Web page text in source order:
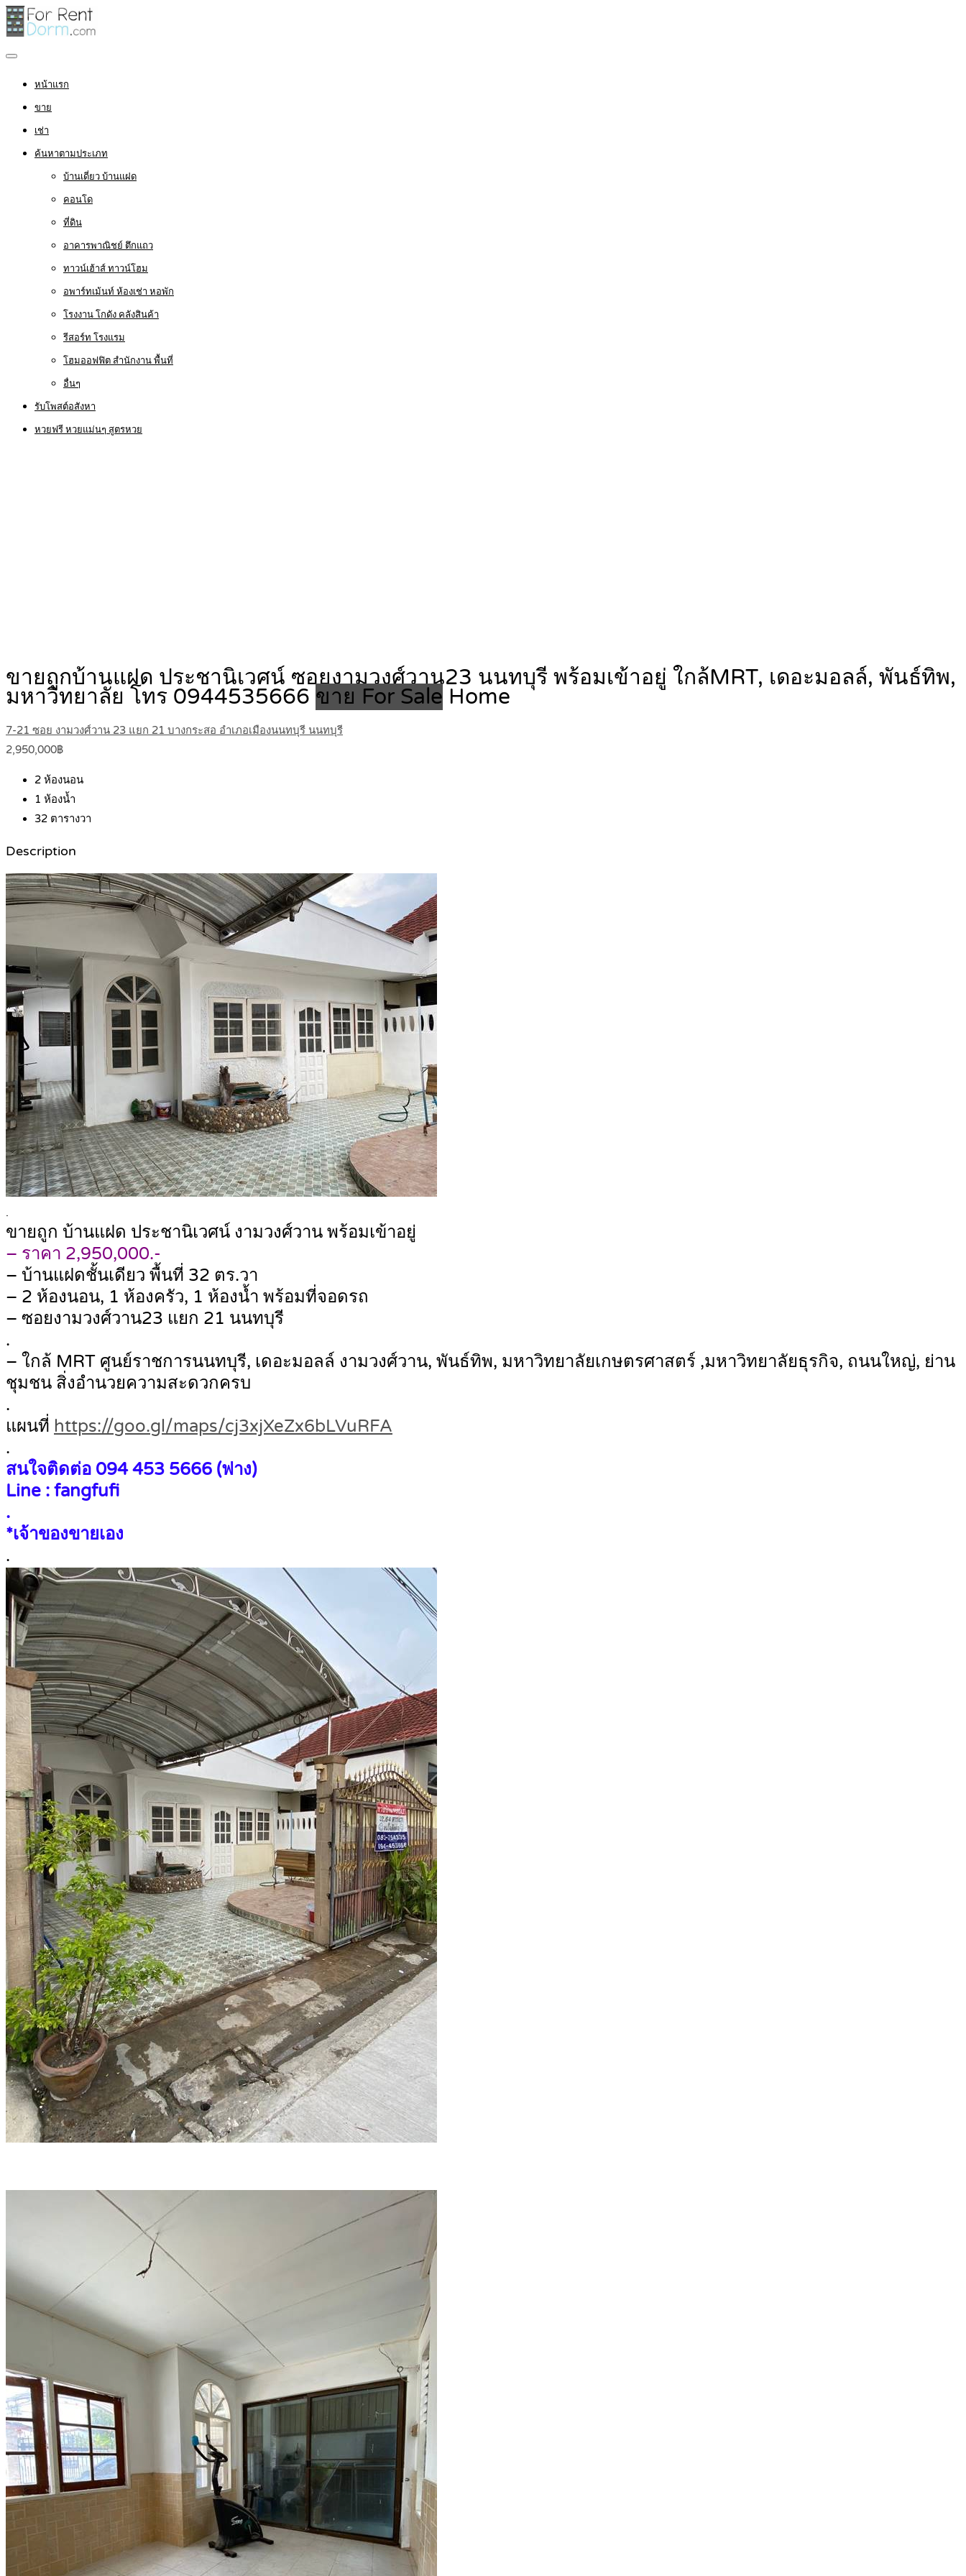
หน้าแรก
ขาย
เช่า
ค้นหาตามประเภท
บ้านเดี่ยว บ้านแฝด
คอนโด
ที่ดิน
อาคารพาณิชย์ ตึกแถว
ทาวน์เฮ้าส์ ทาวน์โฮม
อพาร์ทเม้นท์ ห้องเช่า หอพัก
โรงงาน โกดัง คลังสินค้า
รีสอร์ท โรงแรม
โฮมออฟฟิต สำนักงาน พื้นที่
อื่นๆ
รับโพสต์อสังหา
หวยฟรี หวยแม่นๆ สูตรหวย
ขายถูกบ้านแฝด ประชานิเวศน์ ซอยงามวงศ์วาน23 นนทบุรี พร้อมเข้าอยู่ ใกล้MRT, เดอะมอลล์, พันธ์ทิพ,
มหาวิทยาลัย โทร 0944535666 ขาย For Sale Home
7-21 ซอย งามวงศ์วาน 23 แยก 21 บางกระสอ อำเภอเมืองนนทบุรี นนทบุรี
2,950,000฿
2 ห้องนอน
1 ห้องน้ำ
32 ตารางวา
Description
.
ขายถูก บ้านแฝด ประชานิเวศน์ งามวงศ์วาน พร้อมเข้าอยู่
– ราคา 2,950,000.-
– บ้านแฝดชั้นเดียว พื้นที่ 32 ตร.วา
– 2 ห้องนอน, 1 ห้องครัว, 1 ห้องน้ำ พร้อมที่จอดรถ
– ซอยงามวงศ์วาน23 แยก 21 นนทบุรี
.
– ใกล้ MRT ศูนย์ราชการนนทบุรี, เดอะมอลล์ งามวงศ์วาน, พันธ์ทิพ, มหาวิทยาลัยเกษตรศาสตร์ ,มหาวิทยาลัยธุรกิจ, ถนนใหญ่, ย่าน
ชุมชน สิ่งอำนวยความสะดวกครบ
.
แผนที่ https://goo.gl/maps/cj3xjXeZx6bLVuRFA
.
สนใจติดต่อ 094 453 5666 (ฟาง)
Line : fangfufi
.
*เจ้าของขายเอง
.